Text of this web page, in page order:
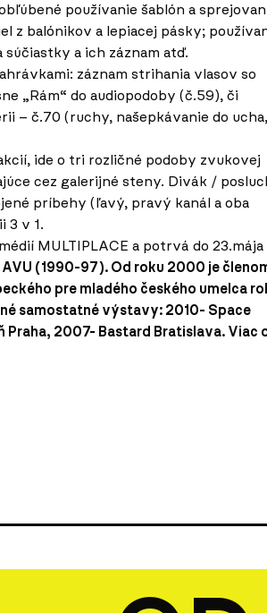
používanie šablón a
z balónikov a lepiacej pásky;
a ich záznam atď.
záznam strihania vlasov so
„Rám“ do audiopodoby (č.59), či
– č.70 (ruchy, našepkávanie do
ide o tri rozličné podoby zvukovej
cez galerijné steny. Divák /
príbehy (ľavý, pravý kanál a oba
3 v 1.
MULTIPLACE a potrvá do 23.mája
(1990-97). Od roku 2000 je
pre mladého českého umelca
samostatné výstavy: 2010- Space
2007- Bastard Bratislava. Viac